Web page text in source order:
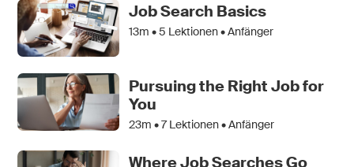
Job Search Basics
13m •5 Lektionen • Anfänger
Pursuing the Right Job for
You
23m •7Lektionen • Anfänger
Where Job Searches Go